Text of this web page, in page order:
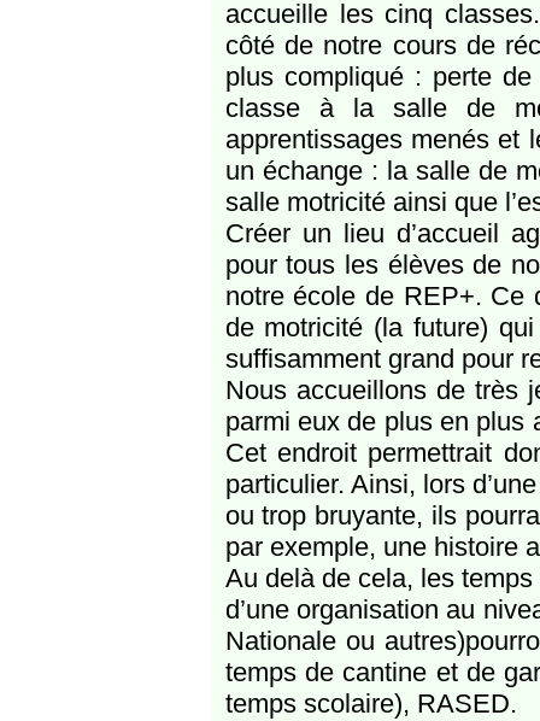
accueille les cinq
côté de notre cours de
plus compliqué : perte
classe à la salle de
apprentissages menés et
un échange : la salle de
salle motricité ainsi que
Créer un lieu d’accueil
pour tous les élèves de
notre école de REP+. Ce
de motricité (la future)
suffisamment grand pour
Nous accueillons de très
parmi eux de plus en plus
Cet endroit permettrait
particulier. Ainsi, lors
ou trop bruyante, ils
par exemple, une histoire
Au delà de cela, les temps
d’une organisation au
Nationale ou
temps de cantine et de
temps scolaire), RASED.